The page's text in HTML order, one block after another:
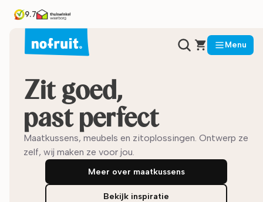
9.7
Menu
Zit goed,
past perfect
Maatkussens, meubels en zitoplossingen. Ontwerp ze
zelf, wij maken ze voor jou.
Meer over maatkussens
Bekijk inspiratie